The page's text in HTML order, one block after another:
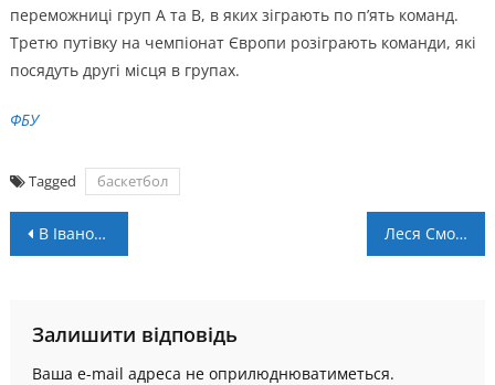
переможниці груп А та В, в яких зіграють по п’ять команд.
Третю путівку на чемпіонат Європи розіграють команди, які
посядуть другі місця в групах.
ФБУ
Tagged баскетбол
Навігація
В Івано-Франківську провели Кубок пам’яті Героїв НГУ з мініфутболу Леся Смолінг змінила команду в Польщі
Залишити відповідь
Ваша e-mail адреса не оприлюднюватиметься.